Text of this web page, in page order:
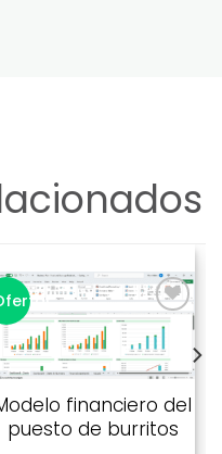
Añadir
a la
lista de
deseos
financiero del
puesto de burritos